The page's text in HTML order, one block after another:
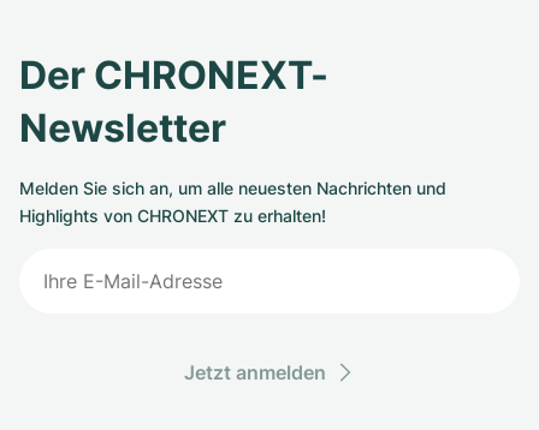
Der CHRONEXT-
Newsletter
Melden Sie sich an, um alle neuesten Nachrichten und
Highlights von CHRONEXT zu erhalten!
Jetzt anmelden